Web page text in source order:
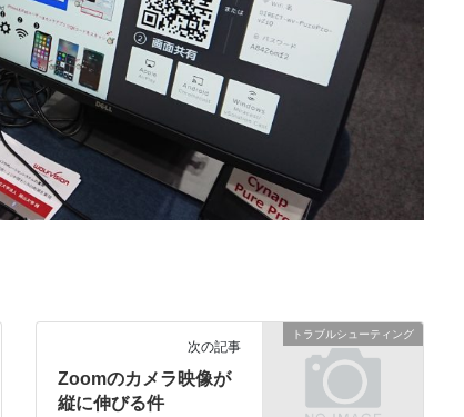
トラブルシューティング
次の記事
Zoomのカメラ映像が
縦に伸びる件